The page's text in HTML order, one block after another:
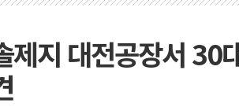
제지 대전공장서 30